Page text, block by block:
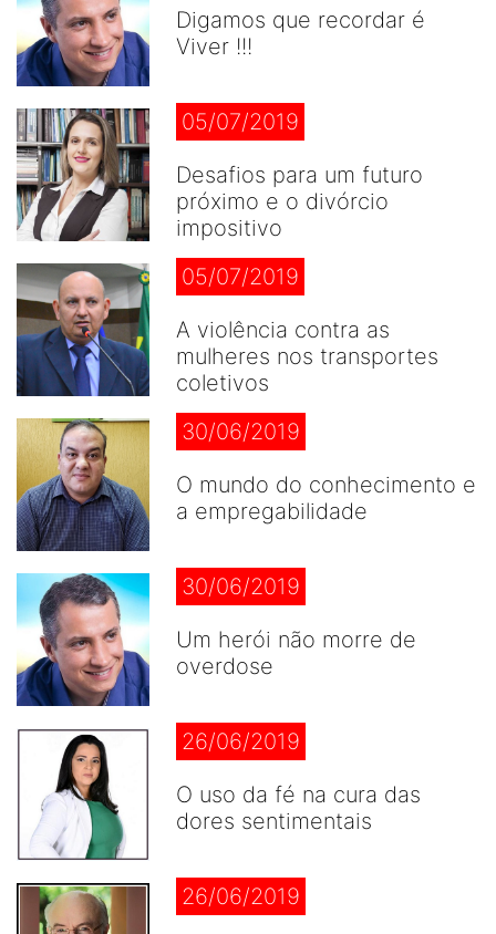
Digamos que recordar é
Viver !!!
05/07/2019
Desafios para um futuro
próximo e o divórcio
impositivo
05/07/2019
A violência contra as
mulheres nos transportes
coletivos
30/06/2019
O mundo do conhecimento e
a empregabilidade
30/06/2019
Um herói não morre de
overdose
26/06/2019
O uso da fé na cura das
dores sentimentais
26/06/2019